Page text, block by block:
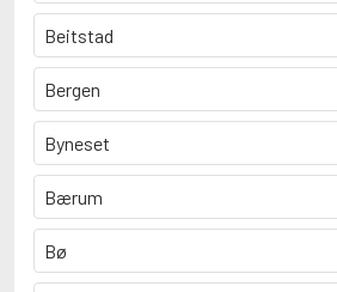
Beitstad
Bergen
Byneset
Bærum
Bø